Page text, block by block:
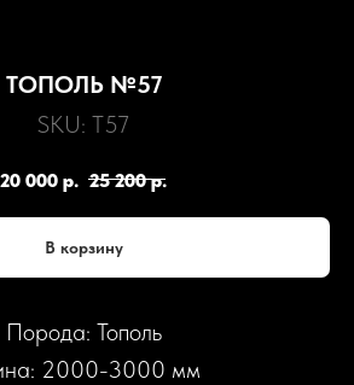
ТОПОЛЬ №57
SKU: Т57
20 000 р. 25 200 р.
В корзину
Порода: Тополь
2000-3000 мм